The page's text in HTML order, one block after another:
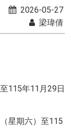
2026-05-27
梁瑋倩
115年11月29日
星期六）至115